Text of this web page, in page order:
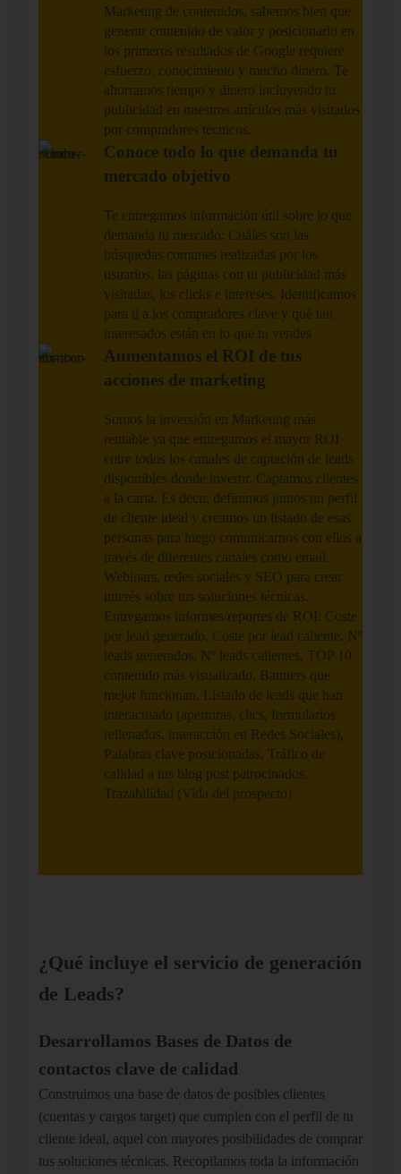
Marketing de contenidos, sabemos bien que
generar contenido de valor y posicionarlo en
los primeros resultados de Google requiere
esfuerzo, conocimiento y mucho dinero. Te
ahorramos tiempo y dinero incluyendo tu
publicidad en nuestros artículos más visitados
por compradores técnicos.
Conoce todo lo que demanda tu
mercado objetivo
Te entregamos información útil sobre lo que
demanda tu mercado: Cuáles son las
búsquedas comunes realizadas por los
usuarios, las páginas con tu publicidad más
visitadas, los clicks e intereses. Identificamos
para ti a los compradores clave y qué tan
interesados están en lo que tu vendes
Aumentamos el ROI de tus
acciones de marketing
Somos la inversión en Marketing más
rentable ya que entregamos el mayor ROI
entre todos los canales de captación de leads
disponibles donde invertir. Captamos clientes
a la carta. Es decir, definimos juntos un perfil
de cliente ideal y creamos un listado de esas
personas para luego comunicarnos con ellos a
través de diferentes canales como email,
Webinars, redes sociales y SEO para crear
interés sobre tus soluciones técnicas.
Entregamos informes/reportes de ROI: Coste
por lead generado, Coste por lead caliente, Nº
leads generados, Nº leads calientes, TOP 10
contenido más visualizado, Banners que
mejor funcionan, Listado de leads que han
interactuado (aperturas, clics, formularios
rellenados, interacción en Redes Sociales),
Palabras clave posicionadas, Tráfico de
calidad a tus blog post patrocinados,
Trazabilidad (Vida del prospecto).
¿Qué incluye el servicio de generación
de Leads?
Desarrollamos Bases de Datos de
contactos clave de calidad
Construimos una base de datos de posibles clientes
(cuentas y cargos target) que cumplen con el perfil de tu
cliente ideal, aquel con mayores posibilidades de comprar
tus soluciones técnicas. Recopilamos toda la información